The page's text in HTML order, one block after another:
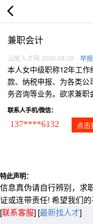
兼职会计
汕尾人才网 2026.08.09 举报
本人女中级职称12年工
款、纳税申报、为各类
务咨询等业务。欲求兼职
联系人手机/微信：
137****6132 点击
特此声明：
信息真伪请自行辨别，求
证或连带责任! 希望我们
[联系客服] [最新找人才]